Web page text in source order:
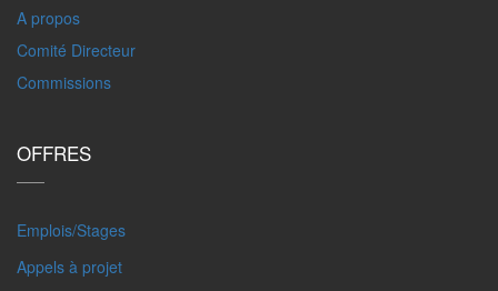
A propos
Comité Directeur
Commissions
OFFRES
Emplois/Stages
Appels à projet